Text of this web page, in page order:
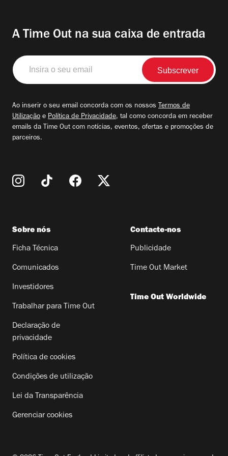
A Time Out na sua caixa de entrada
Insira
o
seu
Ao inserir o seu email concorda com os nossos Termos de
Utilização e Política de Privacidade, tal como concorda em receber
emails da Time Out com notícias, eventos, ofertas e promoções de
parceiros.
Sobre nós
Ficha Técnica
Comunicados
Investidores
Trabalhar para Time Out
Declaração de
privacidade
Política de cookies
Condições de utilização
Lei da Transparência
Gerenciar cookies
Contacte-nos
Publicidade
Time Out Market
Time Out Worldwide